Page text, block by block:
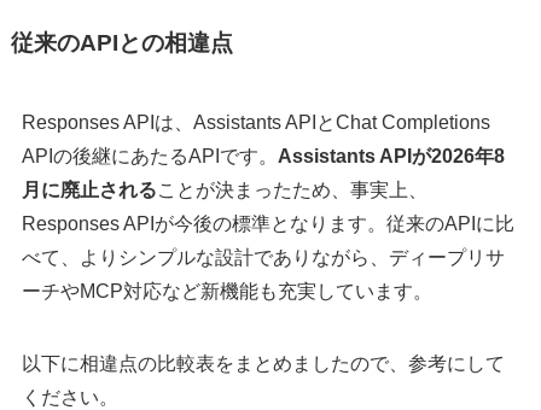
従来のAPIとの相違点
Responses APIは、Assistants APIとChat Completions
APIの後継にあたるAPIです。 Assistants APIが2026年8
月に廃止されることが決まったため、事実上、
Responses APIが今後の標準となります。従来のAPIに比
べて、よりシンプルな設計でありながら、ディープリサ
ーチやMCP対応など新機能も充実しています。
以下に相違点の比較表をまとめましたので、参考にして
ください。